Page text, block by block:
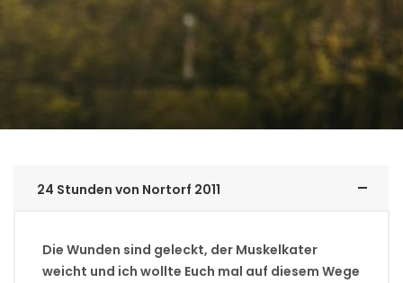
24 Stunden von Nortorf 2011
Die Wunden sind geleckt, der Muskelkater
weicht und ich wollte Euch mal auf diesem Wege